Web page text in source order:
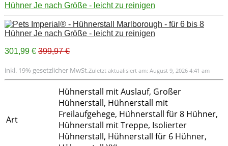
Hühner Je nach Größe - leicht zu reinigen
301,99 € 399,97 €
inkl. 19% gesetzlicher MwSt.Zuletzt aktualisiert am: August 9, 2026 4:41 am
Art
Hühnerstall mit Auslauf, Großer
Hühnerstall, Hühnerstall mit
Freilaufgehege, Hühnerstall für 8 Hühner,
Hühnerstall mit Treppe, Isolierter
Hühnerstall, Hühnerstall für 6 Hühner,